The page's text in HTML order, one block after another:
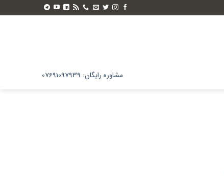
مشاوره رایگان: 07691097939